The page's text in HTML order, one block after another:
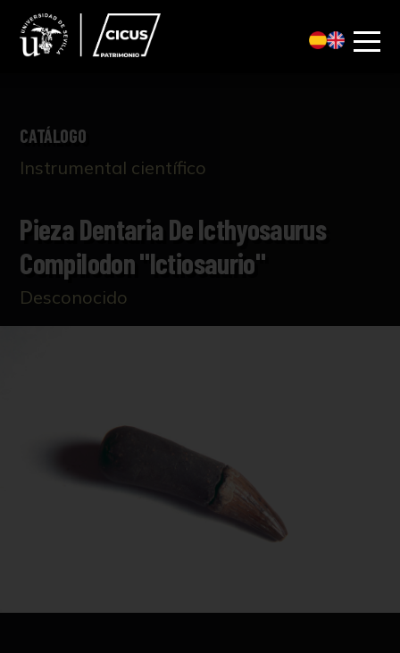
CATÁLOGO
Instrumental científico
Pieza Dentaria De Icthyosaurus
Compilodon "Ictiosaurio"
Desconocido